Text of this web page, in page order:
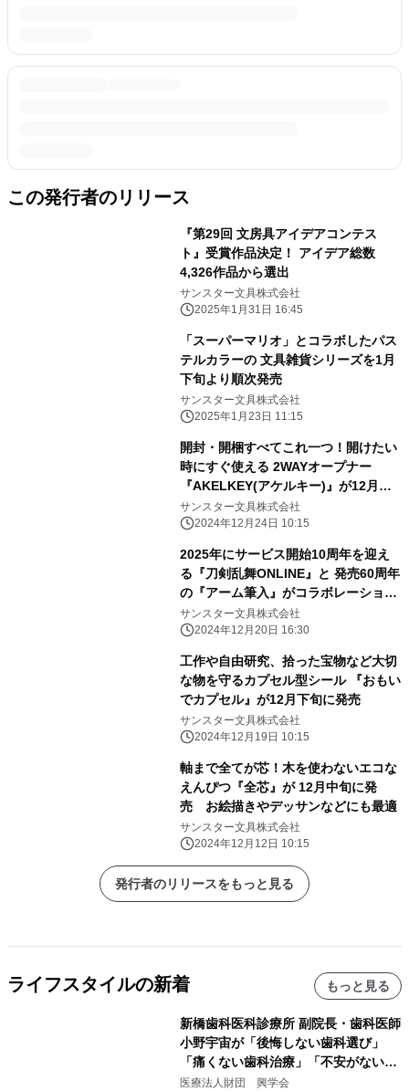
この発行者のリリース
『第29回 文房具アイデアコンテス
ト』受賞作品決定！ アイデア総数
4,326作品から選出
サンスター文具株式会社
2025年1月31日 16:45
「スーパーマリオ」とコラボしたパス
テルカラーの 文具雑貨シリーズを1月
下旬より順次発売
サンスター文具株式会社
2025年1月23日 11:15
開封・開梱すべてこれ一つ！開けたい
時にすぐ使える 2WAYオープナー
『AKELKEY(アケルキー)』が12月下
旬に発売
サンスター文具株式会社
2024年12月24日 10:15
2025年にサービス開始10周年を迎え
る『刀剣乱舞ONLINE』と 発売60周年
の『アーム筆入』がコラボレーショ
ン！ 文具雑貨シリーズを「大本丸博
2025」にて先行販売！
サンスター文具株式会社
2024年12月20日 16:30
工作や自由研究、拾った宝物など大切
な物を守るカプセル型シール 『おもい
でカプセル』が12月下旬に発売
サンスター文具株式会社
2024年12月19日 10:15
軸まで全てが芯！木を使わないエコな
えんぴつ『全芯』が 12月中旬に発
売 お絵描きやデッサンなどにも最適
サンスター文具株式会社
2024年12月12日 10:15
発行者のリリースをもっと見る
ライフスタイルの新着 もっと見る
新橋歯科医科診療所 副院長・歯科医師
小野宇宙が「後悔しない歯科選び」
「痛くない歯科治療」「不安がない治
療計画」をテーマに専門監修
医療法人財団 興学会